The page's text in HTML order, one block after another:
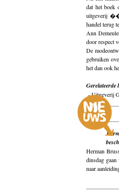
dat het boek
uitgeverij
handel terug
Ann
door respect
De
gebruiken
het dan ook
Gerelateerde
-Uitgeverij
Herman
dinsdag
naar